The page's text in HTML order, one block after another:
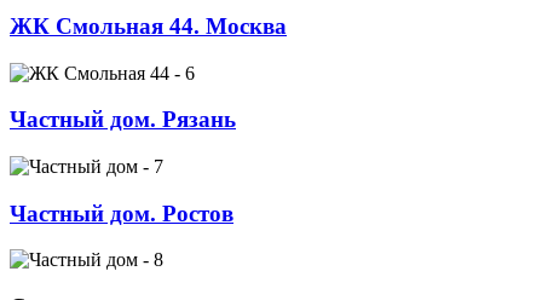
ЖК Смольная 44. Москва
Частный дом. Рязань
Частный дом. Ростов